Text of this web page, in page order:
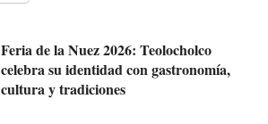
Feria de la Nuez 2026: Teolocholco
celebra su identidad con gastronomía,
cultura y tradiciones